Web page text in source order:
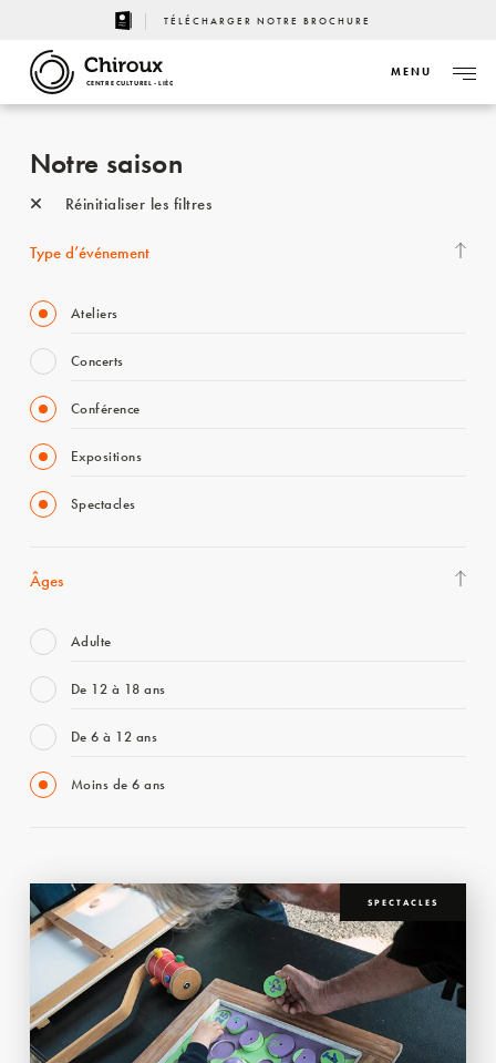
TÉLÉCHARGER NOTRE BROCHURE
CENTRE CULTUREL - LIÈGE
MENU
Notre saison
Réinitialiser les filtres
Type d’événement
Ateliers
Concerts
Conférence
Expositions
Spectacles
Âges
Adulte
De 12 à 18 ans
De 6 à 12 ans
Moins de 6 ans
SPECTACLES